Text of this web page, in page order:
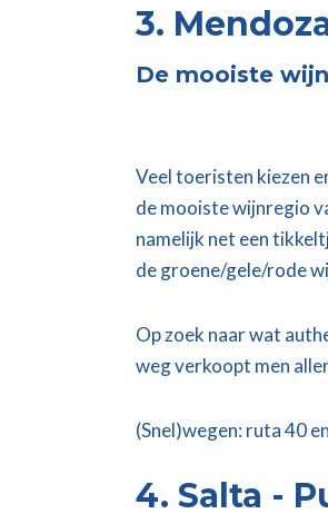
3.
De mooiste
Veel toeristen kiezen
de mooiste wijnregio
namelijk net een
de groene/gele/rode
Op zoek naar wat
weg verkoopt men
(Snel)wegen: ruta 40
4. Salta -